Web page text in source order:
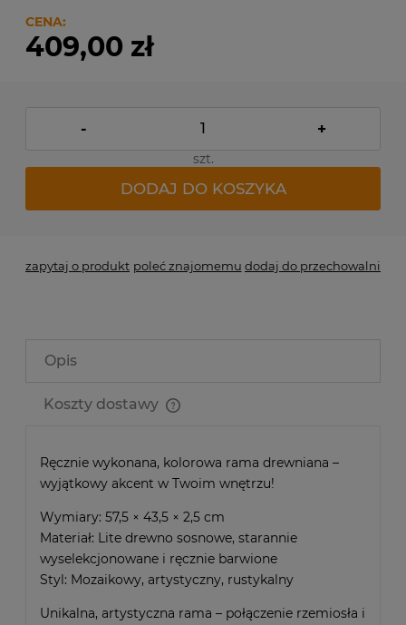
CENA:
409,00 zł
- +
szt.
DODAJ DO KOSZYKA
zapytaj o produkt poleć znajomemu dodaj do przechowalni
Opis
Koszty dostawy
Ręcznie wykonana, kolorowa rama drewniana –
wyjątkowy akcent w Twoim wnętrzu!
Wymiary: 57,5 × 43,5 × 2,5 cm
Materiał: Lite drewno sosnowe, starannie
wyselekcjonowane i ręcznie barwione
Styl: Mozaikowy, artystyczny, rustykalny
Unikalna, artystyczna rama – połączenie rzemiosła i